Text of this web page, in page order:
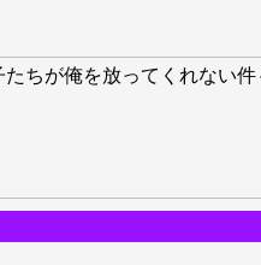
ちが俺を放ってくれない件